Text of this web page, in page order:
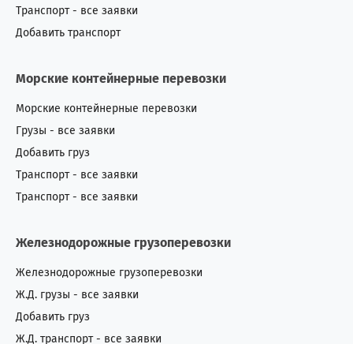
Транспорт - все заявки
Добавить транспорт
Морские контейнерные перевозки
Морские контейнерные перевозки
Грузы - все заявки
Добавить груз
Транспорт - все заявки
Транспорт - все заявки
Железнодорожные грузоперевозки
Железнодорожные грузоперевозки
Ж.Д. грузы - все заявки
Добавить груз
Ж.Д. транспорт - все заявки